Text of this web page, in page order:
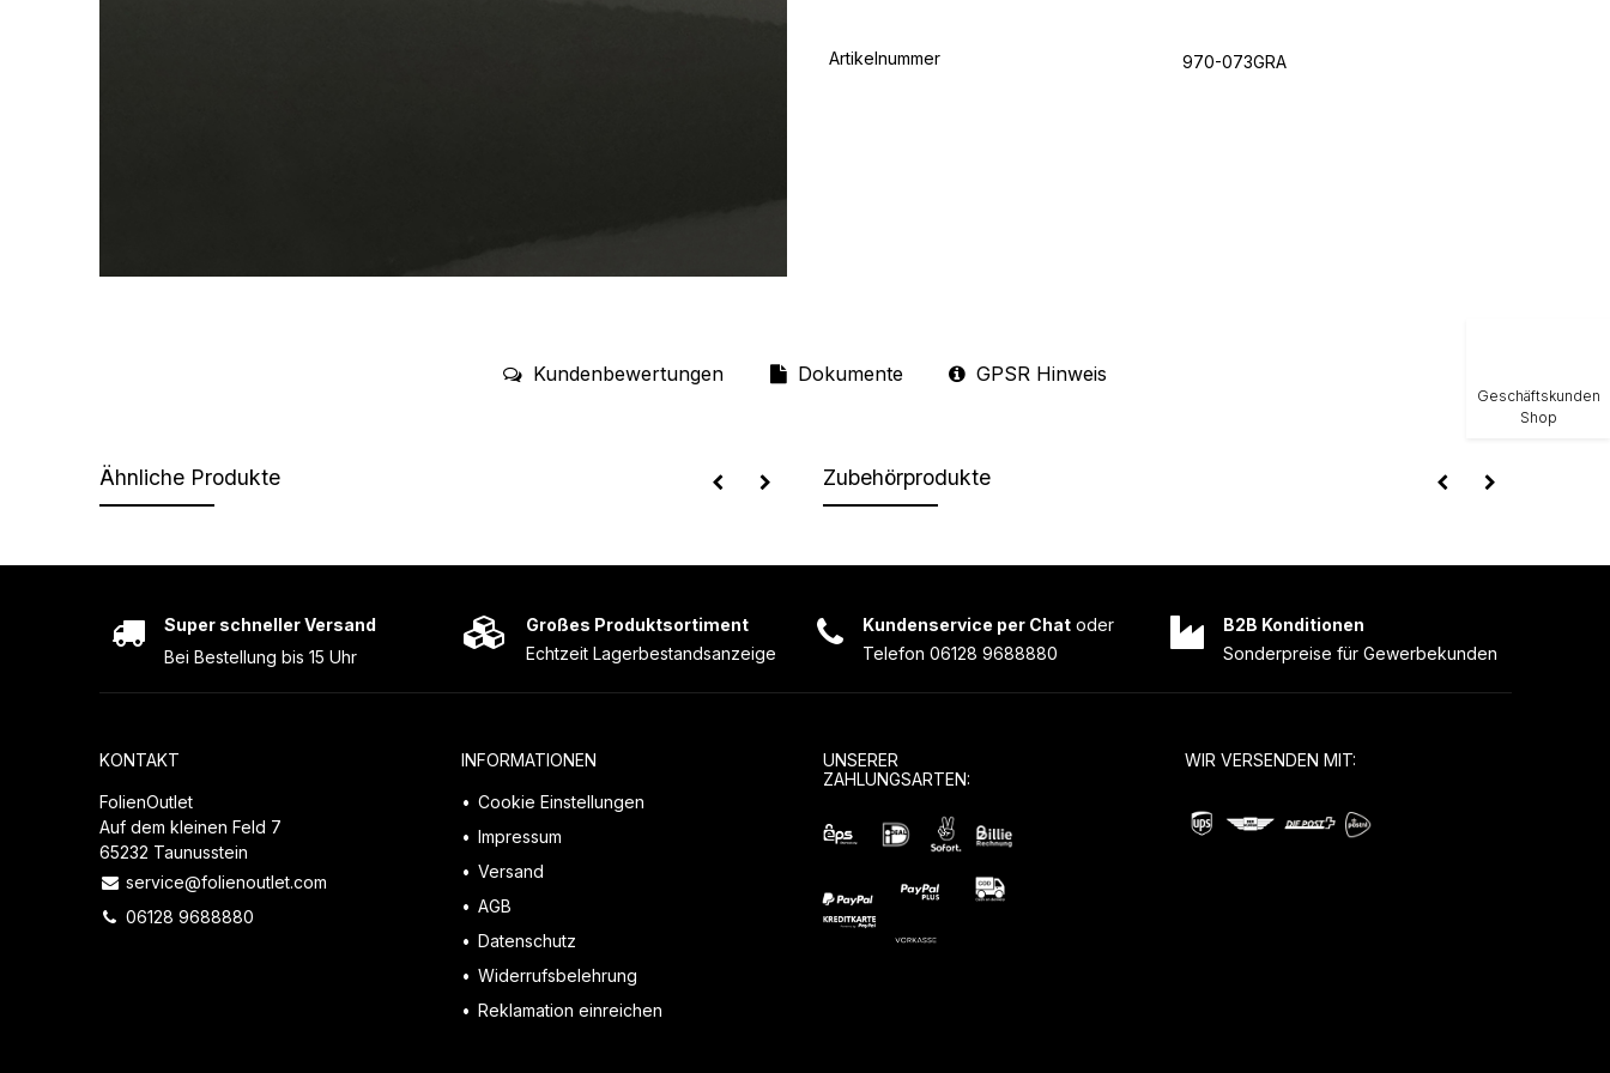
Artikelnummer 970-073GRA
Kundenbewertungen Dokumente GPSR Hinweis
Ähnliche Produkte Zubehörprodukte
Großes Produktsortiment
Echtzeit Lagerbestandsanzeige
Kundenservice per Chat oder
Telefon 06128 9688880
Super schneller Versand
Bei Bestellung bis 15 Uhr
B2B Konditionen
Sonderpreise für Gewerbekunden
KONTAKT
FolienOutlet
Auf dem kleinen Feld 7
65232 Taunusstein
service@folienoutlet.com
06128 9688880
INFORMATIONEN
Cookie Einstellungen
Impressum
Versand
AGB
Datenschutz
Widerrufsbelehrung
Reklamation einreichen
UNSERER
ZAHLUNGSARTEN:
WIR VERSENDEN MIT:
Geschäftskunden
Shop